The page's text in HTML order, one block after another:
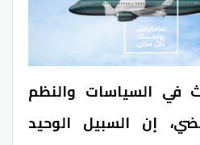
في السياسات والنظم
إن السبيل الوحيد